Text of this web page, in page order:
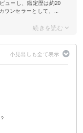
ューし、鑑定歴は約20
ウンセラーとして、...